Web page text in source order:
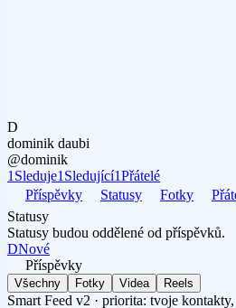
D
dominik daubi
@dominik
1 Sleduje1 Sledující1Přátelé
Příspěvky
Statusy Fotky
Statusy
Statusy budou oddělené od příspěvků.
DNové
Příspěvky
Všechny Fotky Videa Reels
Smart Feed v2 · priorita: tvoje